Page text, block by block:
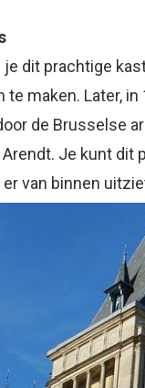
je dit prachtige
te maken. Later,
de Brusselse
Je kunt dit
van binnen